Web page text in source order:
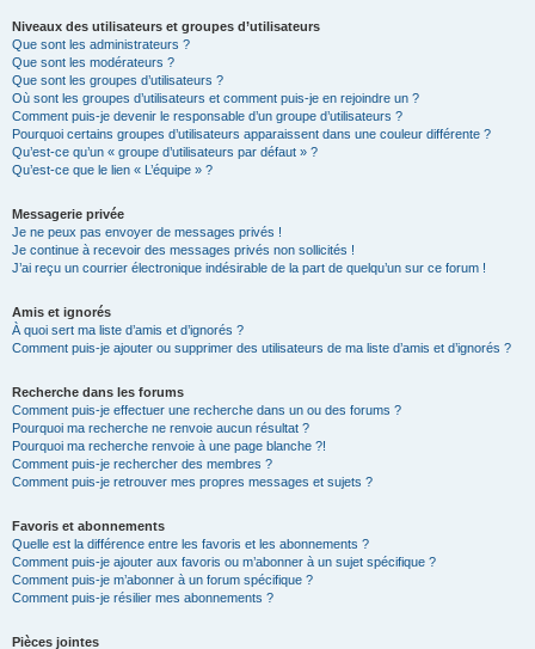
Niveaux des utilisateurs et groupes d’utilisateurs
Que sont les administrateurs ?
Que sont les modérateurs ?
Que sont les groupes d’utilisateurs ?
Où sont les groupes d’utilisateurs et comment puis-je en rejoindre un ?
Comment puis-je devenir le responsable d’un groupe d’utilisateurs ?
Pourquoi certains groupes d’utilisateurs apparaissent dans une couleur différente ?
Qu’est-ce qu’un « groupe d’utilisateurs par défaut » ?
Qu’est-ce que le lien « L’équipe » ?
Messagerie privée
Je ne peux pas envoyer de messages privés !
Je continue à recevoir des messages privés non sollicités !
J’ai reçu un courrier électronique indésirable de la part de quelqu’un sur ce forum !
Amis et ignorés
À quoi sert ma liste d’amis et d’ignorés ?
Comment puis-je ajouter ou supprimer des utilisateurs de ma liste d’amis et d’ignorés ?
Recherche dans les forums
Comment puis-je effectuer une recherche dans un ou des forums ?
Pourquoi ma recherche ne renvoie aucun résultat ?
Pourquoi ma recherche renvoie à une page blanche ?!
Comment puis-je rechercher des membres ?
Comment puis-je retrouver mes propres messages et sujets ?
Favoris et abonnements
Quelle est la différence entre les favoris et les abonnements ?
Comment puis-je ajouter aux favoris ou m’abonner à un sujet spécifique ?
Comment puis-je m’abonner à un forum spécifique ?
Comment puis-je résilier mes abonnements ?
Pièces jointes